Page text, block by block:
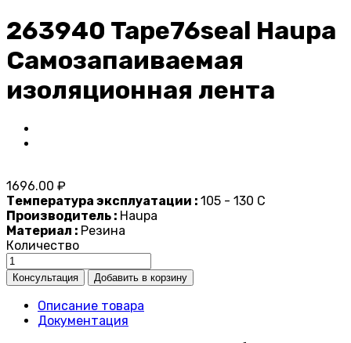
263940 Tape76seal Haupa
Самозапаиваемая
изоляционная лента
1696.00 ₽
Температура эксплуатации : 105 - 130 C
Производитель : Haupa
Материал : Резина
Количество
Описание товара
Документация